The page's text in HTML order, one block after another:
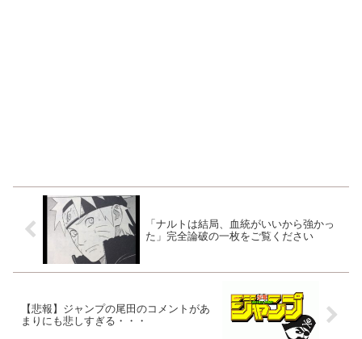
「ナルトは結局、血統がいいから強かっ
た」完全論破の一枚をご覧ください
【悲報】ジャンプの尾田のコメントがあ
まりにも悲しすぎる・・・